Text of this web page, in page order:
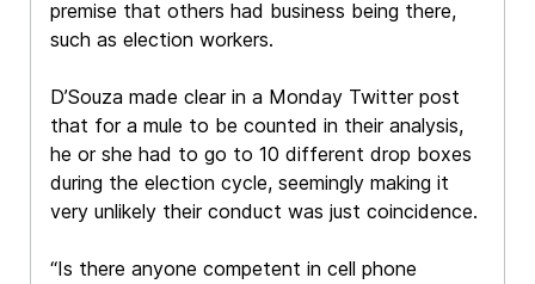
premise that others had business being there,
such as election workers.
D’Souza made clear in a Monday Twitter post
that for a mule to be counted in their analysis,
he or she had to go to 10 different drop boxes
during the election cycle, seemingly making it
very unlikely their conduct was just coincidence.
“Is there anyone competent in cell phone